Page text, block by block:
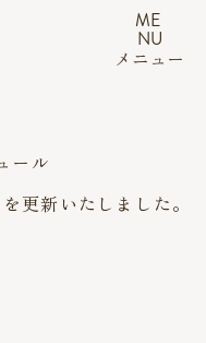
ME
NU
メニュー
ール
更新いたしました。